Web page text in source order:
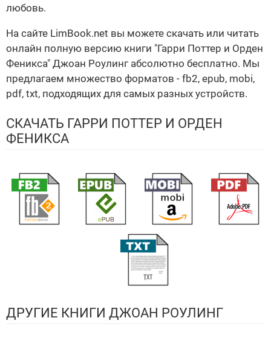
любовь.
На сайте LimBook.net вы можете скачать или читать
онлайн полную версию книги "Гарри Поттер и Орден
Феникса" Джоан Роулинг абсолютно бесплатно. Мы
предлагаем множество форматов - fb2, epub, mobi,
pdf, txt, подходящих для самых разных устройств.
СКАЧАТЬ ГАРРИ ПОТТЕР И ОРДЕН
ФЕНИКСА
ДРУГИЕ КНИГИ ДЖОАН РОУЛИНГ